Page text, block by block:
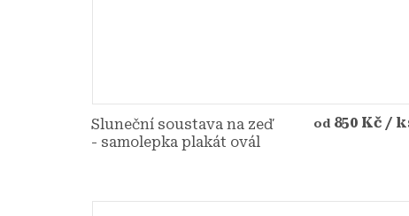
Sluneční soustava na zeď
- samolepka plakát ovál
od 850 Kč /